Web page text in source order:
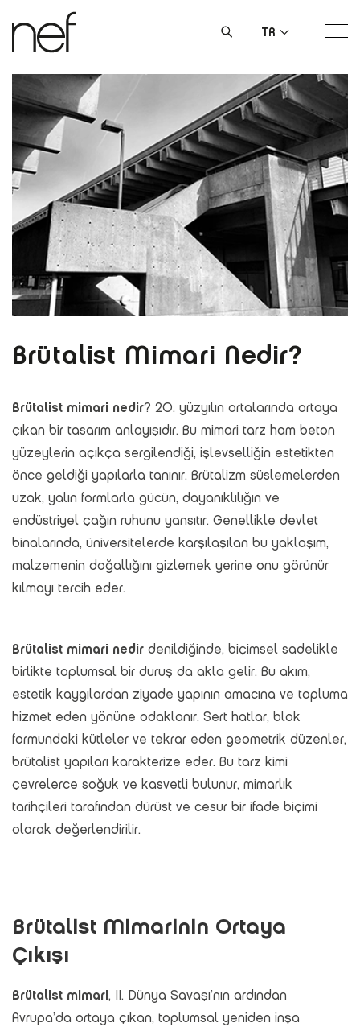
TR
Brütalist Mimari Nedir?
Brütalist mimari nedir? 20. yüzyılın ortalarında ortaya
çıkan bir tasarım anlayışıdır. Bu mimari tarz ham beton
yüzeylerin açıkça sergilendiği, işlevselliğin estetikten
önce geldiği yapılarla tanınır. Brütalizm süslemelerden
uzak, yalın formlarla gücün, dayanıklılığın ve
endüstriyel çağın ruhunu yansıtır. Genellikle devlet
binalarında, üniversitelerde karşılaşılan bu yaklaşım,
malzemenin doğallığını gizlemek yerine onu görünür
kılmayı tercih eder.
Brütalist mimari nedir denildiğinde, biçimsel sadelikle
birlikte toplumsal bir duruş da akla gelir. Bu akım,
estetik kaygılardan ziyade yapının amacına ve topluma
hizmet eden yönüne odaklanır. Sert hatlar, blok
formundaki kütleler ve tekrar eden geometrik düzenler,
brütalist yapıları karakterize eder. Bu tarz kimi
çevrelerce soğuk ve kasvetli bulunur, mimarlık
tarihçileri tarafından dürüst ve cesur bir ifade biçimi
olarak değerlendirilir.
Brütalist Mimarinin Ortaya
Çıkışı
Brütalist mimari, II. Dünya Savaşı’nın ardından
Avrupa’da ortaya çıkan, toplumsal yeniden inşa